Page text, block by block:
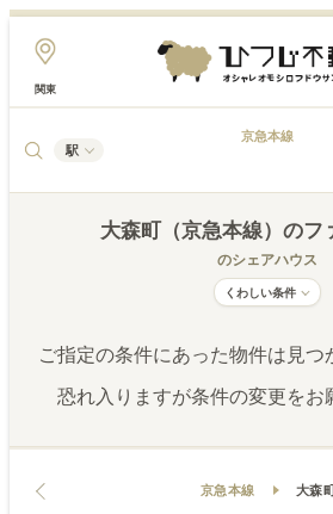
関東
駅
京急本線
大森町（京急本線） のフ
のシェアハウス
くわしい条件
ご指定の条件にあった物件は見つ
恐れ入りますが条件の変更をお
京急本線 大森